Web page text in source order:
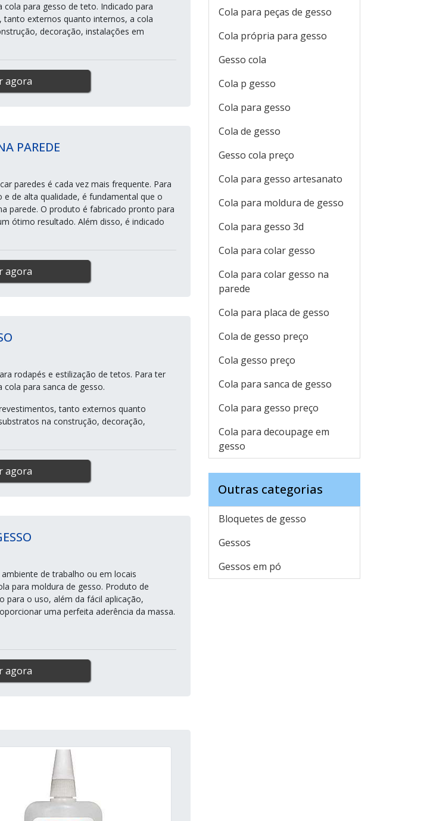
para gesso de teto. Indicado para
externos quanto internos, a cola
decoração, instalações em
agora
PAREDE
paredes é cada vez mais frequente. Para
de alta qualidade, é fundamental que o
parede. O produto é fabricado pronto para
ótimo resultado. Além disso, é indicado
agora
rodapés e estilização de tetos. Para ter
para sanca de gesso.
tanto externos quanto
na construção, decoração,
agora
de trabalho ou em locais
para moldura de gesso. Produto de
para o uso, além da fácil aplicação,
uma perfeita aderência da massa.
agora
Cola para peças de gesso
Cola própria para gesso
Gesso cola
Cola p gesso
Cola para gesso
Cola de gesso
Gesso cola preço
Cola para gesso artesanato
Cola para moldura de gesso
Cola para gesso 3d
Cola para colar gesso
Cola para colar gesso na
parede
Cola para placa de gesso
Cola de gesso preço
Cola gesso preço
Cola para sanca de gesso
Cola para gesso preço
Cola para decoupage em
gesso
Outras categorias
Bloquetes de gesso
Gessos
Gessos em pó